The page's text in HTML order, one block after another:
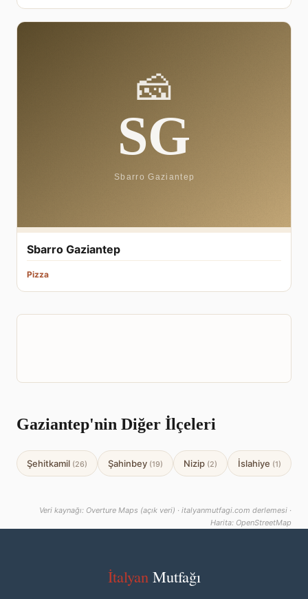
Sbarro Gaziantep
Pizza
Gaziantep'nin Diğer İlçeleri
Şehitkamil (26) Şahinbey (19) Nizip (2) İslahiye (1)
Veri kaynağı: Overture Maps (açık veri) · italyanmutfagi.com derlemesi ·
Harita: OpenStreetMap
İtalyanMutfağı